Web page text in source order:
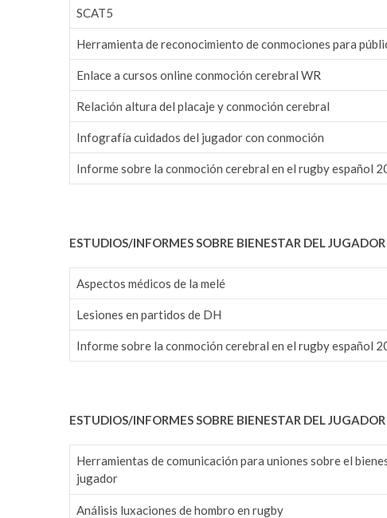
SCAT5
Herramienta de reconocimiento de conmociones para
Enlace a cursos online conmoción cerebral WR
Relación altura del placaje y conmoción cerebral
Infografía cuidados del jugador con conmoción
Informe sobre la conmoción cerebral en el rugby español
ESTUDIOS/INFORMES SOBRE BIENESTAR DEL
Aspectos médicos de la melé
Lesiones en partidos de DH
Informe sobre la conmoción cerebral en el rugby español
ESTUDIOS/INFORMES SOBRE BIENESTAR DEL
Herramientas de comunicación para uniones sobre el
jugador
Análisis luxaciones de hombro en rugby